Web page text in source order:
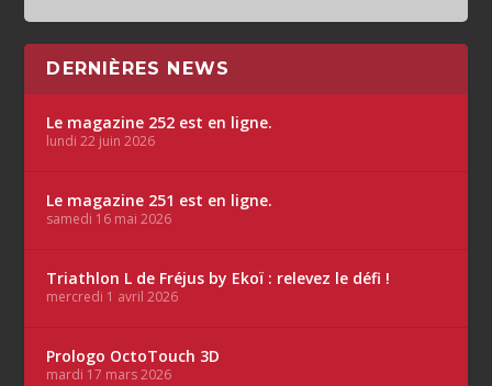
DERNIÈRES NEWS
Le magazine 252 est en ligne.
lundi 22 juin 2026
Le magazine 251 est en ligne.
samedi 16 mai 2026
Triathlon L de Fréjus by Ekoï : relevez le défi !
mercredi 1 avril 2026
Prologo OctoTouch 3D
mardi 17 mars 2026